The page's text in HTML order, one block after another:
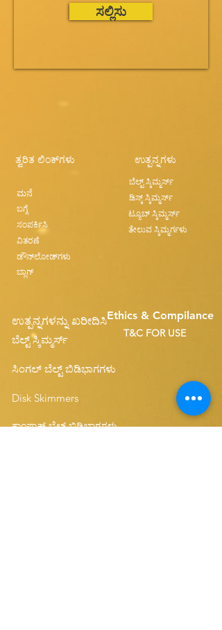
ಸಲ್ಲಿಸು
ತ್ವರಿತ ಲಿಂಕ್‌ಗಳು
ಮನೆ
ಬಗ್ಗೆ
ಸಂಪರ್ಕಿಸಿ
ವಿತರಣೆ
ಡೌನ್‌ಲೋಡ್‌ಗಳು
ಬ್ಲಾಗ್
ಉತ್ಪನ್ನಗಳು
ಬೆಲ್ಟ್ ಸ್ಕಿಮ್ಮರ್ಸ್
ಡಿಸ್ಕ್ ಸ್ಕಿಮ್ಮರ್ಸ್
ಟ್ಯೂಬ್ ಸ್ಕಿಮ್ಮರ್ಸ್
ತೇಲುವ ಸ್ಕಿಮ್ಮರ್ಗಳು
ಉತ್ಪನ್ನಗಳನ್ನು ಖರೀದಿಸಿ
ಬೆಲ್ಟ್ ಸ್ಕಿಮ್ಮರ್ಸ್
Ethics & Compilance
T&C FOR USE
ಸಿಂಗಲ್ ಬೆಲ್ಟ್ ಬಿಡಿಭಾಗಗಳು
Disk Skimmers
ಕಾಂಪ್ಯಾಕ್ಟ್ ಬೆಲ್ಟ್ ಬಿಡಿಭಾಗಗಳು